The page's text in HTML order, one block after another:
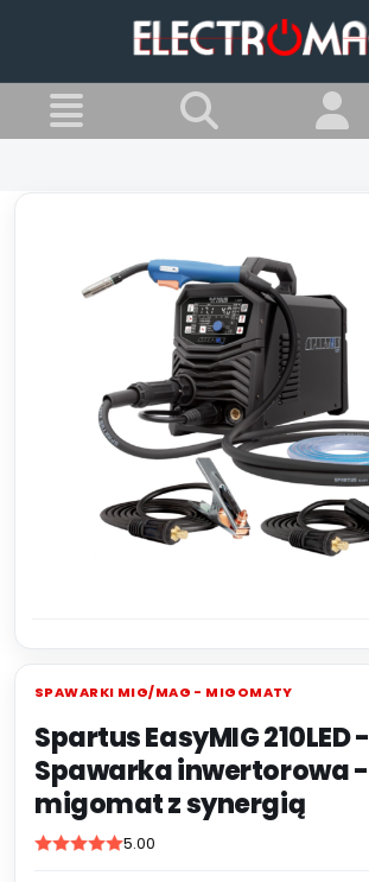
Spawarki MIG/MAG - Migomaty
SPAWARKI MIG/MAG - MIGOMATY
Spartus EasyMIG 210LED -
Spawarka inwertorowa -
migomat z synergią
5.00